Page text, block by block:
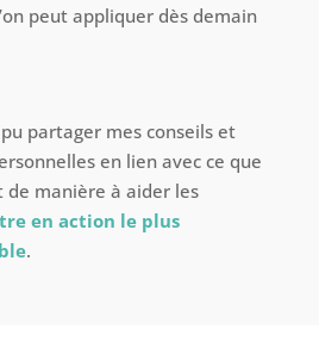
peut appliquer dès demain
partager mes conseils et
en lien avec ce que
de manière à aider les
en action le plus
.